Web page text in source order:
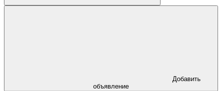
объявление